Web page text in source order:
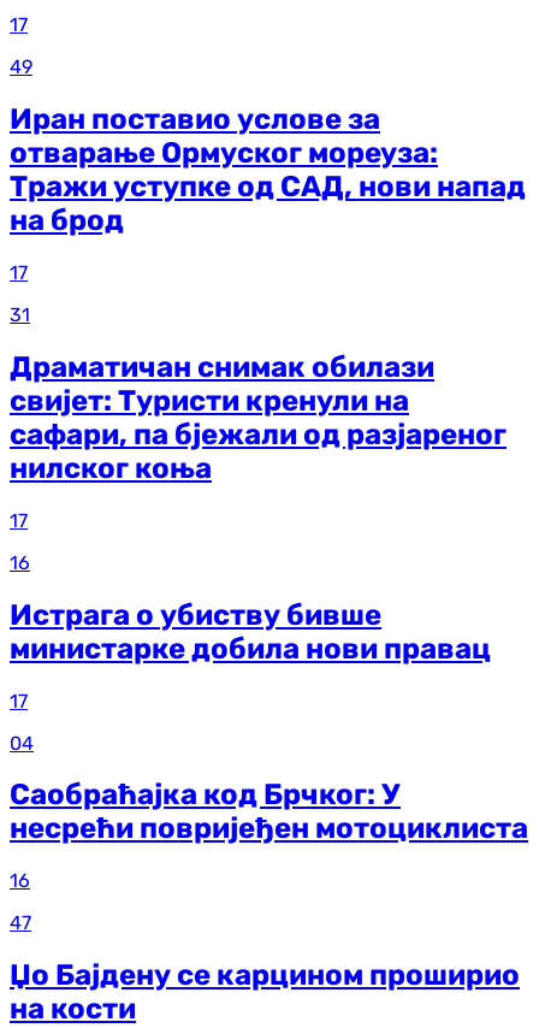
17
49
Иран поставио услове за
отварање Ормуског мореуза:
Тражи уступке од САД, нови напад
на брод
17
31
Драматичан снимак обилази
свијет: Туристи кренули на
сафари, па бјежали од разјареног
нилског коња
17
16
Истрага о убиству бивше
министарке добила нови правац
17
04
Саобраћајка код Брчког: У
несрећи повријеђен мотоциклиста
16
47
Џо Бајдену се карцином проширио
на кости